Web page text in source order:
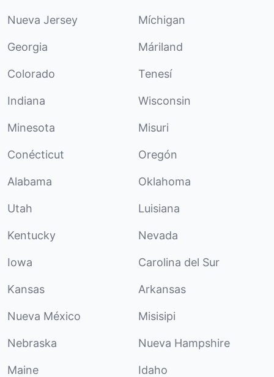
Nueva Jersey Míchigan
Georgia Máriland
Colorado Tenesí
Indiana Wisconsin
Minesota Misuri
Conécticut Oregón
Alabama Oklahoma
Utah Luisiana
Kentucky Nevada
Iowa Carolina del Sur
Kansas Arkansas
Nueva México Misisipi
Nebraska Nueva Hampshire
Maine Idaho